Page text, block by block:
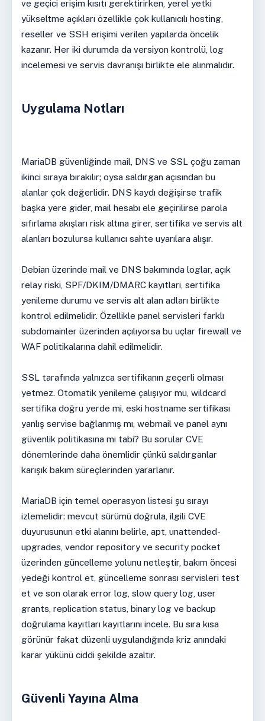
ve geçici erişim kısıtı gerektirirken, yerel yetki
yükseltme açıkları özellikle çok kullanıcılı hosting,
reseller ve SSH erişimi verilen yapılarda öncelik
kazanır. Her iki durumda da versiyon kontrolü, log
incelemesi ve servis davranışı birlikte ele alınmalıdır.
Uygulama Notları
MariaDB güvenliğinde mail, DNS ve SSL çoğu zaman
ikinci sıraya bırakılır; oysa saldırgan açısından bu
alanlar çok değerlidir. DNS kaydı değişirse trafik
başka yere gider, mail hesabı ele geçirilirse parola
sıfırlama akışları risk altına girer, sertifika ve servis alt
alanları bozulursa kullanıcı sahte uyarılara alışır.
Debian üzerinde mail ve DNS bakımında loglar, açık
relay riski, SPF/DKIM/DMARC kayıtları, sertifika
yenileme durumu ve servis alt alan adları birlikte
kontrol edilmelidir. Özellikle panel servisleri farklı
subdomainler üzerinden açılıyorsa bu uçlar firewall ve
WAF politikalarına dahil edilmelidir.
SSL tarafında yalnızca sertifikanın geçerli olması
yetmez. Otomatik yenileme çalışıyor mu, wildcard
sertifika doğru yerde mi, eski hostname sertifikası
yanlış servise bağlanmış mı, webmail ve panel aynı
güvenlik politikasına mı tabi? Bu sorular CVE
dönemlerinde daha önemlidir çünkü saldırganlar
karışık bakım süreçlerinden yararlanır.
MariaDB için temel operasyon listesi şu sırayı
izlemelidir: mevcut sürümü doğrula, ilgili CVE
duyurusunun etki alanını belirle, apt, unattended-
upgrades, vendor repository ve security pocket
üzerinden güncelleme yolunu netleştir, bakım öncesi
yedeği kontrol et, güncelleme sonrası servisleri test
et ve son olarak error log, slow query log, user
grants, replication status, binary log ve backup
doğrulama kayıtları kayıtlarını incele. Bu sıra kısa
görünür fakat düzenli uygulandığında kriz anındaki
karar yükünü ciddi şekilde azaltır.
Güvenli Yayına Alma